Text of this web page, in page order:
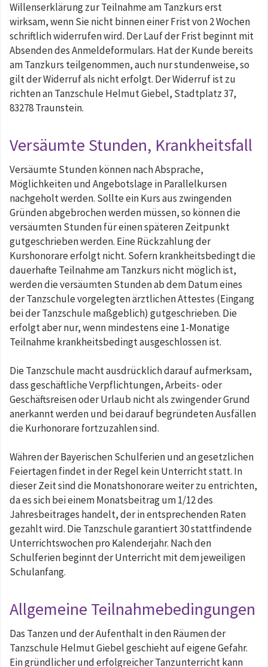
Willenserklärung zur Teilnahme am Tanzkurs erst
wirksam, wenn Sie nicht binnen einer Frist von 2 Wochen
schriftlich widerrufen wird. Der Lauf der Frist beginnt mit
Absenden des Anmeldeformulars. Hat der Kunde bereits
am Tanzkurs teilgenommen, auch nur stundenweise, so
gilt der Widerruf als nicht erfolgt. Der Widerruf ist zu
richten an Tanzschule Helmut Giebel, Stadtplatz 37,
83278 Traunstein.
Versäumte Stunden, Krankheitsfall
Versäumte Stunden können nach Absprache,
Möglichkeiten und Angebotslage in Parallelkursen
nachgeholt werden. Sollte ein Kurs aus zwingenden
Gründen abgebrochen werden müssen, so können die
versäumten Stunden für einen späteren Zeitpunkt
gutgeschrieben werden. Eine Rückzahlung der
Kurshonorare erfolgt nicht. Sofern krankheitsbedingt die
dauerhafte Teilnahme am Tanzkurs nicht möglich ist,
werden die versäumten Stunden ab dem Datum eines
der Tanzschule vorgelegten ärztlichen Attestes (Eingang
bei der Tanzschule maßgeblich) gutgeschrieben. Die
erfolgt aber nur, wenn mindestens eine 1-Monatige
Teilnahme krankheitsbedingt ausgeschlossen ist.
Die Tanzschule macht ausdrücklich darauf aufmerksam,
dass geschäftliche Verpflichtungen, Arbeits- oder
Geschäftsreisen oder Urlaub nicht als zwingender Grund
anerkannt werden und bei darauf begründeten Ausfällen
die Kurhonorare fortzuzahlen sind.
Währen der Bayerischen Schulferien und an gesetzlichen
Feiertagen findet in der Regel kein Unterricht statt. In
dieser Zeit sind die Monatshonorare weiter zu entrichten,
da es sich bei einem Monatsbeitrag um 1/12 des
Jahresbeitrages handelt, der in entsprechenden Raten
gezahlt wird. Die Tanzschule garantiert 30 stattfindende
Unterrichtswochen pro Kalenderjahr. Nach den
Schulferien beginnt der Unterricht mit dem jeweiligen
Schulanfang.
Allgemeine Teilnahmebedingungen
Das Tanzen und der Aufenthalt in den Räumen der
Tanzschule Helmut Giebel geschieht auf eigene Gefahr.
Ein gründlicher und erfolgreicher Tanzunterricht kann